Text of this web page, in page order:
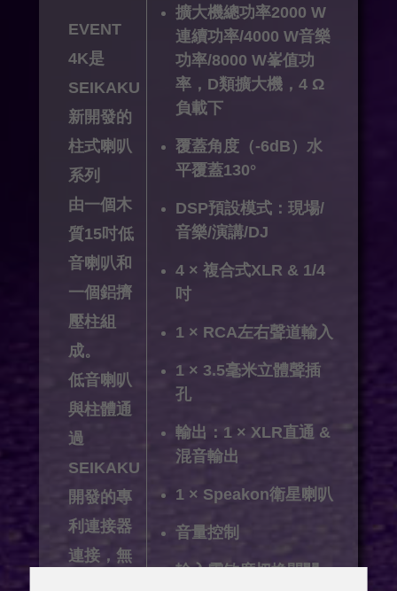
EVENT
4K是
SEIKAKU
新開發的
柱式喇叭
系列
由一個木
質15吋低
音喇叭和
一個鋁擠
壓柱組
成。
低音喇叭
與柱體通
過
SEIKAKU
開發的專
利連接器
連接，無
擴大機總功率2000 W
連續功率/4000 W音樂
功率/8000 W峯值功
率，D類擴大機，4 Ω
負載下
覆蓋角度（-6dB）水
平覆蓋130°
DSP預設模式：現場/
音樂/演講/DJ
4 × 複合式XLR & 1/4
吋
1 × RCA左右聲道輸入
1 × 3.5毫米立體聲插
孔
輸出：1 × XLR直通 &
混音輸出
1 × Speakon衛星喇叭
音量控制
輸入靈敏度切換開關